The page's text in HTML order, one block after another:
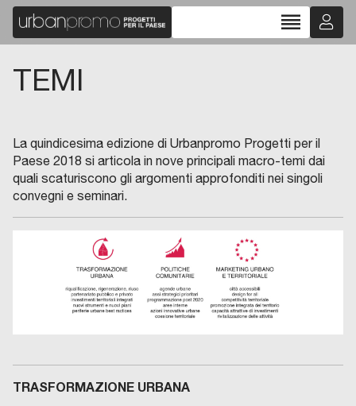
reorder
TEMI
La quindicesima edizione di Urbanpromo Progetti per il
Paese 2018 si articola in nove principali macro-temi dai
quali scaturiscono gli argomenti approfonditi nei singoli
convegni e seminari.
TRASFORMAZIONE URBANA